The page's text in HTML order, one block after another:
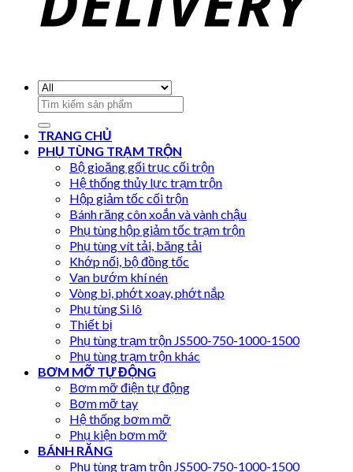
Search
for:
TRANG CHỦ
PHỤ TÙNG TRẠM TRỘN
Bộ gioăng gối trục cối trộn
Hệ thống thủy lực trạm trộn
Hộp giảm tốc cối trộn
Bánh răng côn xoắn và vành chậu
Phụ tùng hộp giảm tốc trạm trộn
Phụ tùng vít tải, băng tải
Khớp nối, bộ đồng tốc
Van bướm khí nén
Vòng bi, phớt xoay, phớt nắp
Phụ tùng Si lô
Thiết bị
Phụ tùng trạm trộn JS500-750-1000-1500
Phụ tùng trạm trộn khác
BƠM MỠ TỰ ĐỘNG
Bơm mỡ điện tự động
Bơm mỡ tay
Hệ thống bơm mỡ
Phụ kiện bơm mỡ
BÁNH RĂNG
Phụ tùng trạm trộn JS500-750-1000-1500